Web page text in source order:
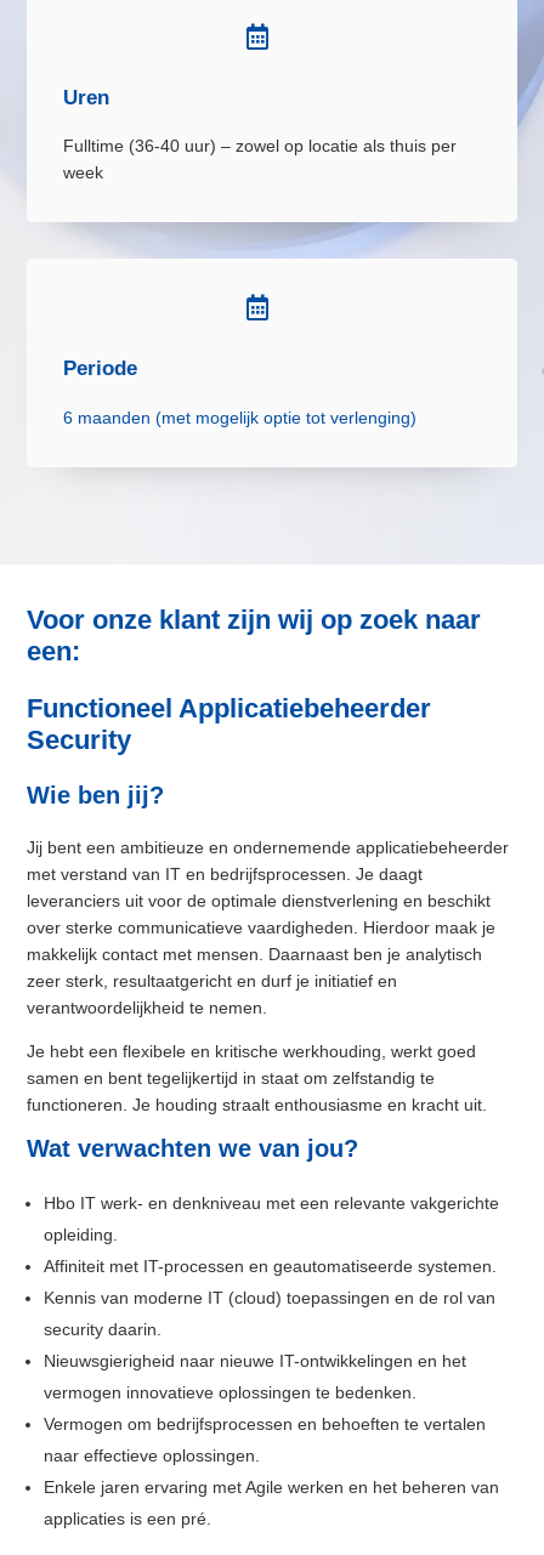

Uren
Fulltime (36-40 uur) – zowel op locatie als thuis per
week

Periode
6 maanden (met mogelijk optie tot verlenging)
Voor onze klant zijn wij op zoek naar
een:
Functioneel Applicatiebeheerder
Security
Wie ben jij?
Jij bent een ambitieuze en ondernemende applicatiebeheerder
met verstand van IT en bedrijfsprocessen. Je daagt
leveranciers uit voor de optimale dienstverlening en beschikt
over sterke communicatieve vaardigheden. Hierdoor maak je
makkelijk contact met mensen. Daarnaast ben je analytisch
zeer sterk, resultaatgericht en durf je initiatief en
verantwoordelijkheid te nemen.
Je hebt een flexibele en kritische werkhouding, werkt goed
samen en bent tegelijkertijd in staat om zelfstandig te
functioneren. Je houding straalt enthousiasme en kracht uit.
Wat verwachten we van jou?
Hbo IT werk- en denkniveau met een relevante vakgerichte
opleiding.
Affiniteit met IT-processen en geautomatiseerde systemen.
Kennis van moderne IT (cloud) toepassingen en de rol van
security daarin.
Nieuwsgierigheid naar nieuwe IT-ontwikkelingen en het
vermogen innovatieve oplossingen te bedenken.
Vermogen om bedrijfsprocessen en behoeften te vertalen
naar effectieve oplossingen.
Enkele jaren ervaring met Agile werken en het beheren van
applicaties is een pré.